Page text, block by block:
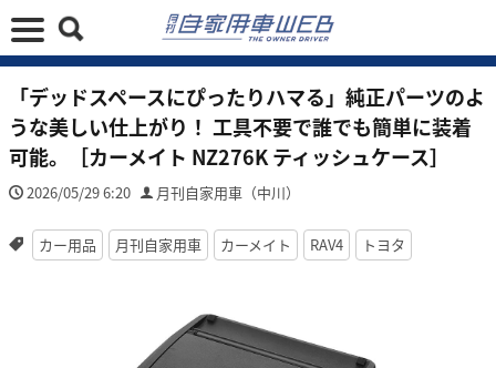
「デッドスペースにぴったりハマる」純正パーツのよ
うな美しい仕上がり！ 工具不要で誰でも簡単に装着
可能。［カーメイト NZ276K ティッシュケース］
2026/05/29 6:20 月刊自家用車（中川）
カー用品 月刊自家用車 カーメイト RAV4 トヨタ